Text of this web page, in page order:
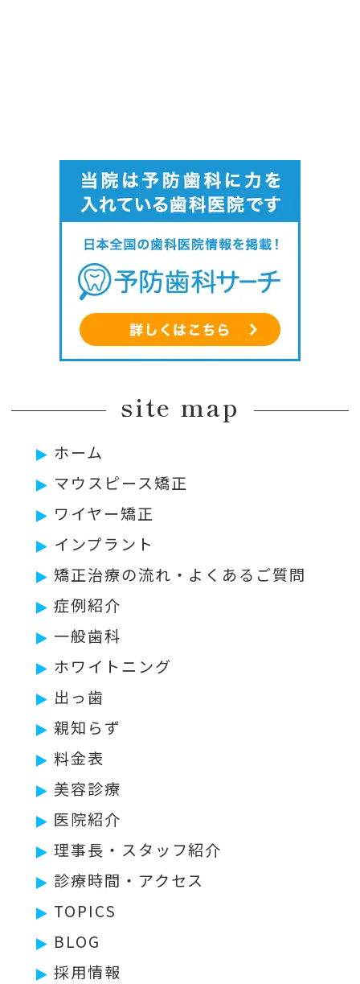
site map
ホーム
マウスピース矯正
ワイヤー矯正
インプラント
矯正治療の流れ・よくあるご質問
症例紹介
一般歯科
ホワイトニング
出っ歯
親知らず
料金表
美容診療
医院紹介
理事長・スタッフ紹介
診療時間・アクセス
TOPICS
BLOG
採用情報